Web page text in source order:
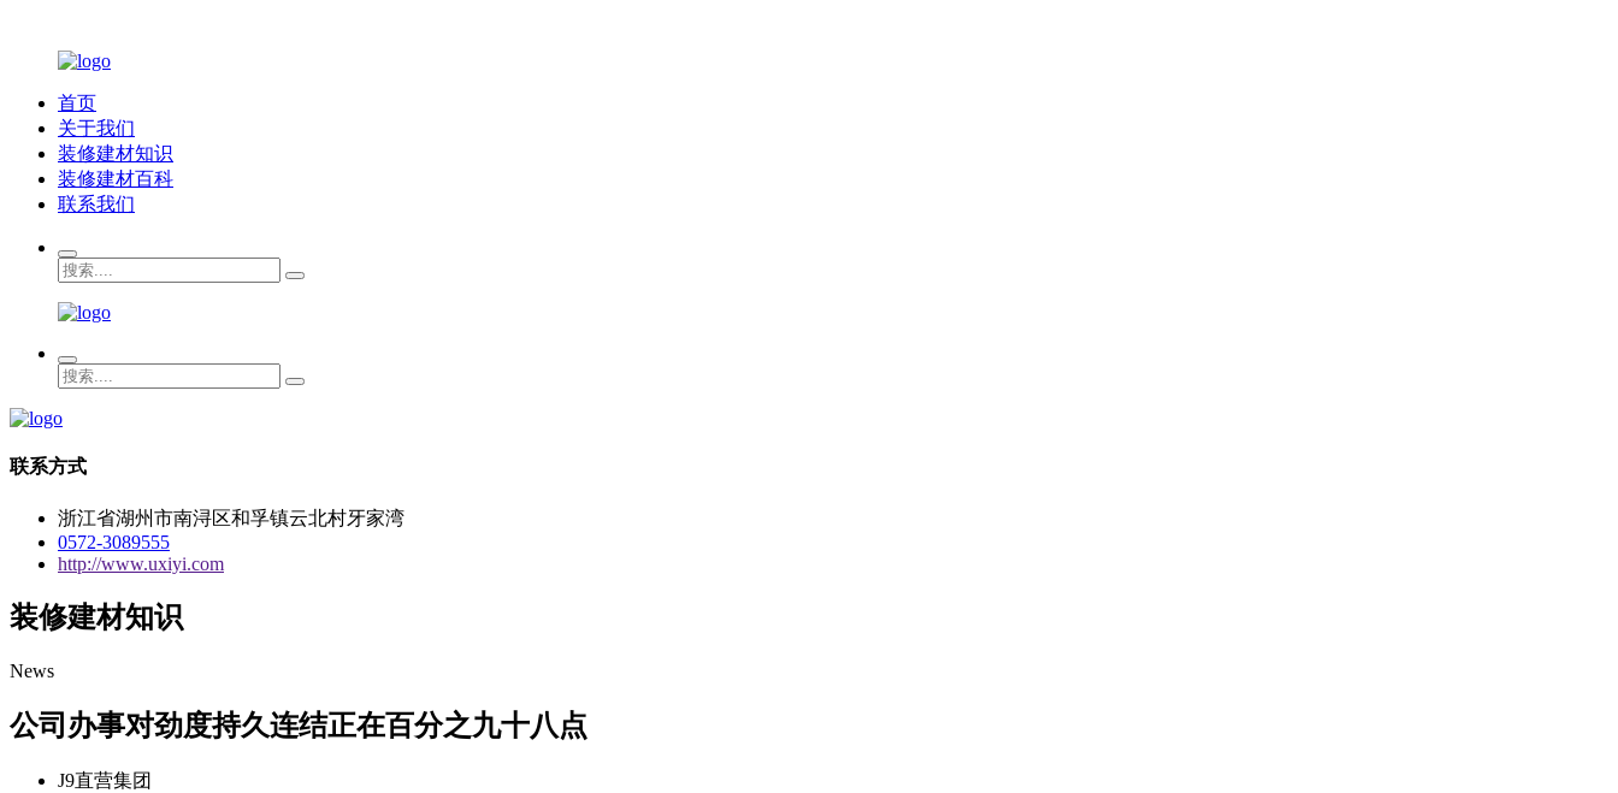
首页
关于我们
装修建材知识
装修建材百科
联系我们
联系方式
浙江省湖州市南浔区和孚镇云北村牙家湾
0572-3089555
http://www.uxiyi.com
装修建材知识
News
公司办事对劲度持久连结正在百分之九十八点
J9直营集团